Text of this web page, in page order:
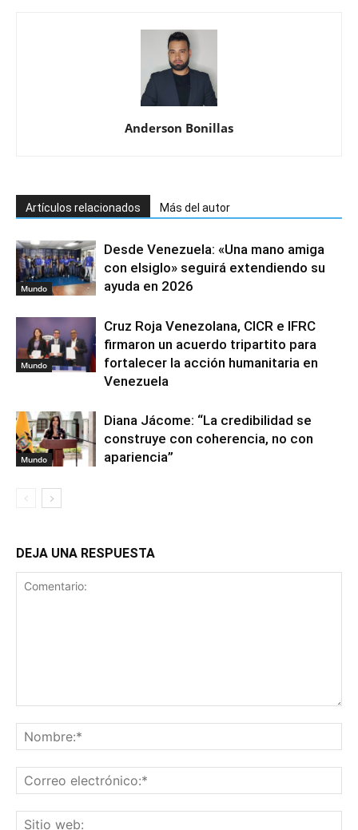
Anderson Bonillas
Artículos relacionados Más del autor
Mundo
Desde Venezuela: «Una mano amiga
con elsiglo» seguirá extendiendo su
ayuda en 2026
Mundo
Cruz Roja Venezolana, CICR e IFRC
firmaron un acuerdo tripartito para
fortalecer la acción humanitaria en
Venezuela
Mundo
Diana Jácome: “La credibilidad se
construye con coherencia, no con
apariencia”
DEJA UNA RESPUESTA